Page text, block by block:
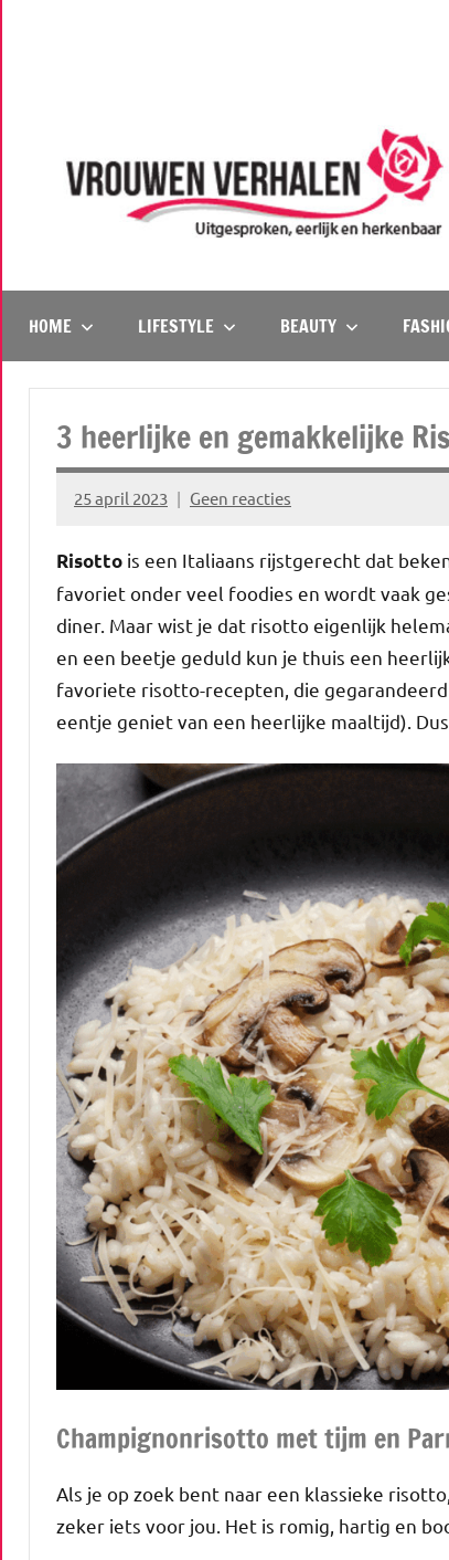
Vrouwenverhalen
eerlijk
en
HOME LIFESTYLE BEAUTY
3 heerlijke en gemakkelijke
25 april 2023
Marion
Geen reacties
Risotto is een Italiaans rijstgerecht dat
favoriet onder veel foodies en wordt vaak
diner. Maar wist je dat risotto eigenlijk
en een beetje geduld kun je thuis een
favoriete risotto-recepten, die
eentje geniet van een heerlijke maaltijd).
Champignonrisotto met tijm en
Als je op zoek bent naar een klassieke
zeker iets voor jou. Het is romig, hartig en